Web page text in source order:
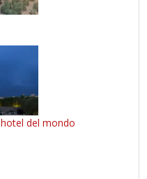
del mondo